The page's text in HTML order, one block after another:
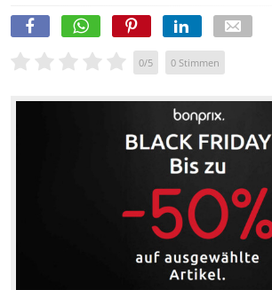
0/5 0 Stimmen